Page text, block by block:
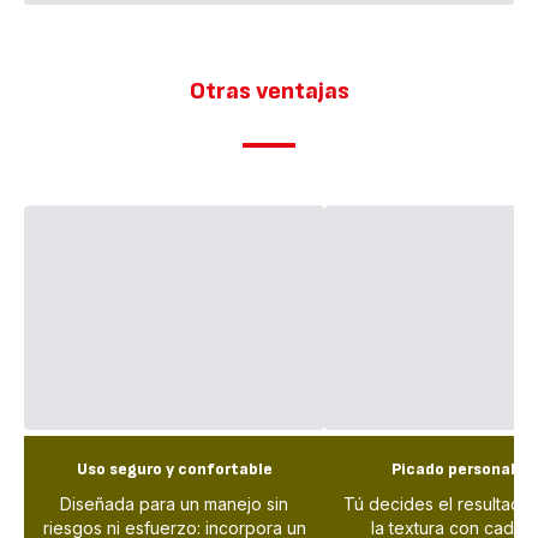
Otras ventajas
Uso seguro y confortable
Diseñada para un manejo sin
riesgos ni esfuerzo: incorpora un
Picado
Tú decides el
la textura con cada